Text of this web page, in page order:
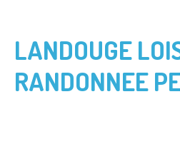
LANDOUGE
RANDONNEE